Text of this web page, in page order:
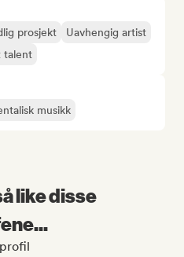
prosjekt
Uavhengig artist
talent
musikk
like disse